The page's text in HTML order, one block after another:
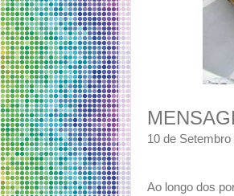
10 de Setembro
Ao longo dos